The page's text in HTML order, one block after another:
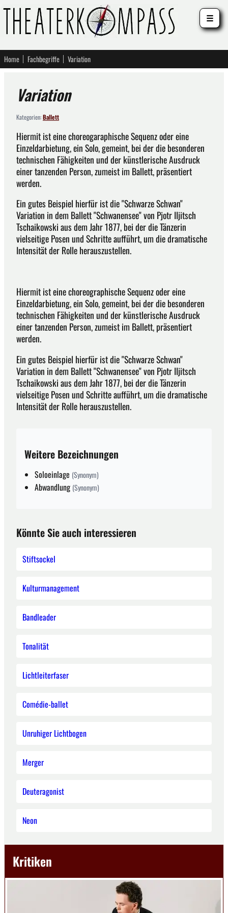
Home Fachbegriffe Variation
Variation
Kategorien:Ballett
Hiermit ist eine choreogaraphische Sequenz oder eine
Einzeldarbietung, ein Solo, gemeint, bei der die besonderen
technischen Fähigkeiten und der künstlerische Ausdruck
einer tanzenden Person, zumeist im Ballett, präsentiert
werden.
Ein gutes Beispiel hierfür ist die "Schwarze Schwan"
Variation in dem Ballett "Schwanensee" von Pjotr IIjitsch
Tschaikowski aus dem Jahr 1877, bei der die Tänzerin
vielseitige Posen und Schritte aufführt, um die dramatische
Intensität der Rolle herauszustellen.
Hiermit ist eine choreographische Sequenz oder eine
Einzeldarbietung, ein Solo, gemeint, bei der die besonderen
technischen Fähigkeiten und der künstlerische Ausdruck
einer tanzenden Person, zumeist im Ballett, präsentiert
werden.
Ein gutes Beispiel hierfür ist die "Schwarze Schwan"
Variation in dem Ballett "Schwanensee" von Pjotr IIjitsch
Tschaikowski aus dem Jahr 1877, bei der die Tänzerin
vielseitige Posen und Schritte aufführt, um die dramatische
Intensität der Rolle herauszustellen.
Weitere Bezeichnungen
Soloeinlage (Synonym)
Abwandlung (Synonym)
Könnte Sie auch interessieren
Stiftsockel
Kulturmanagement
Bandleader
Tonalität
Lichtleiterfaser
Comédie-ballet
Unruhiger Lichtbogen
Merger
Deuteragonist
Neon
Kritiken
☰